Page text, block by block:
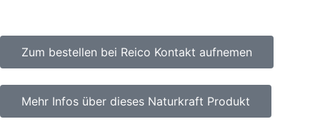
Zum bestellen bei Reico Kontakt aufnemen
Mehr Infos über dieses Naturkraft Produkt